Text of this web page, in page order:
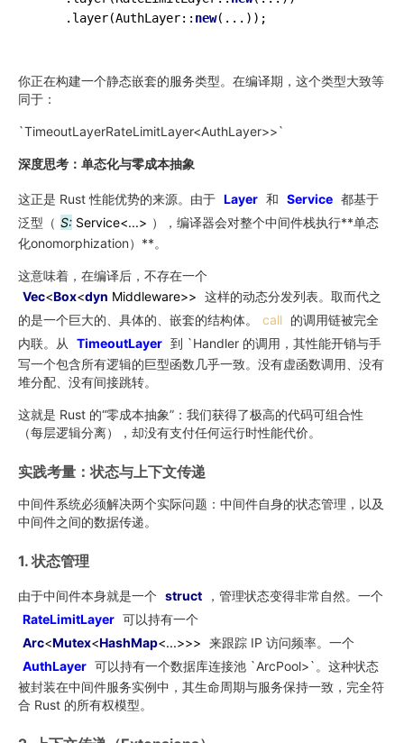
    .layer(AuthLayer:
: new
你正在构建一个静态嵌套的服务类型。在编译期，这个类型大致等
同于：
`TimeoutLayerRateLimitLayer<AuthLayer>>`
深度思考：单态化与零成本抽象
这正是 Rust 性能优势的来源。由于 Layer 和 Service 都基于
泛型（ S: Service<...> ），编译器会对整个中间件栈执行**单态
化onomorphization）**。
这意味着，在编译后，不存在一个
Vec<Box<dyn Middleware>> 这样的动态分发列表。取而代之
的是一个巨大的、具体的、嵌套的结构体。
call 的调用链被完全
内联。从
TimeoutLayer 到 `Handler 的调用，其性能开销与手
写一个包含所有逻辑的巨型函数几乎一致。没有虚函数调用、没有
堆分配、没有间接跳转。
这就是 Rust 的“零成本抽象”：我们获得了极高的代码可组合性
（每层逻辑分离），却没有支付任何运行时性能代价。
实践考量：状态与上下文传递
中间件系统必须解决两个实际问题：中间件自身的状态管理，以及
中间件之间的数据传递。
1. 状态管理
由于中间件本身就是一个 struct
，管理状态变得非常自然。一个
RateLimitLayer 可以持有一个
Arc<Mutex<HashMap<...>>> 来跟踪 IP 访问频率。一个
AuthLayer 可以持有一个数据库连接池 `ArcPool>`。这种状态
被封装在中间件服务实例中，其生命周期与服务保持一致，完全符
合 Rust 的所有权模型。